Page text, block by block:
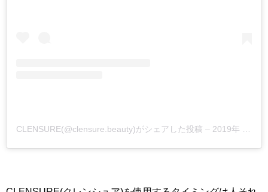
CLENSURE(@clensure.beauty)がシェアした投稿 – 2019年 2月月13日午後3時29分PST